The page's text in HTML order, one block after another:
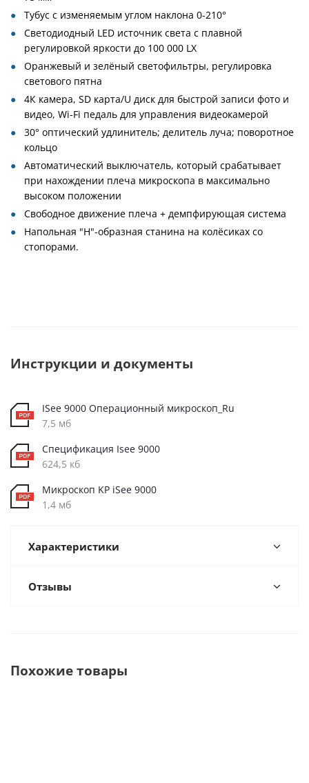
Тубус с изменяемым углом наклона 0-210°
Светодиодный LED источник света с плавной
регулировкой яркости до 100 000 LX
Оранжевый и зелёный светофильтры, регулировка
светового пятна
4К камера, SD карта/U диск для быстрой записи фото и
видео, Wi-Fi педаль для управления видеокамерой
30° оптический удлинитель; делитель луча; поворотное
кольцо
Автоматический выключатель, который срабатывает
при нахождении плеча микроскопа в максимально
высоком положении
Свободное движение плеча + демпфирующая система
Напольная "H"-образная станина на колёсиках со
стопорами.
Инструкции и документы
ISee 9000 Операционный микроскоп_Ru
7,5 мб
Спецификация Isee 9000
624,5 кб
Микроскоп KP iSee 9000
1,4 мб
Характеристики
Отзывы
Похожие товары